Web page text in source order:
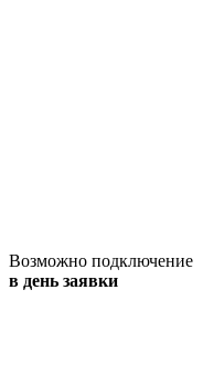
Возможно подключение
в день заявки